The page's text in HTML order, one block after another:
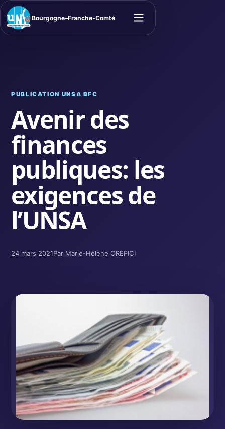
Bourgogne–Franche-Comté
Ouvrir le menu
PUBLICATION UNSA BFC
Avenir des
finances
publiques: les
exigences de
l’UNSA
24 mars 2021Par Marie-Hélène OREFICI